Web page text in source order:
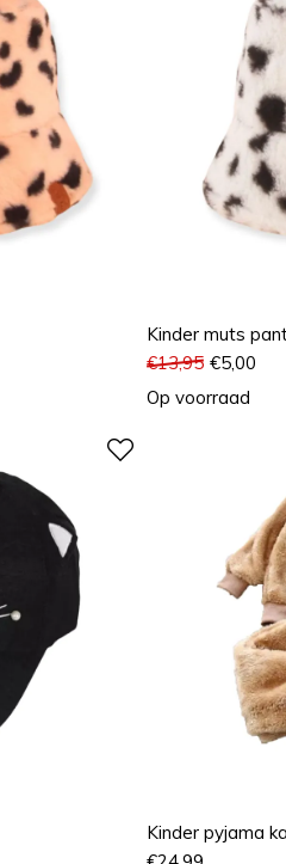
Kinder muts
€13,95 €5,00
Op voorraad
Kinder pyjama